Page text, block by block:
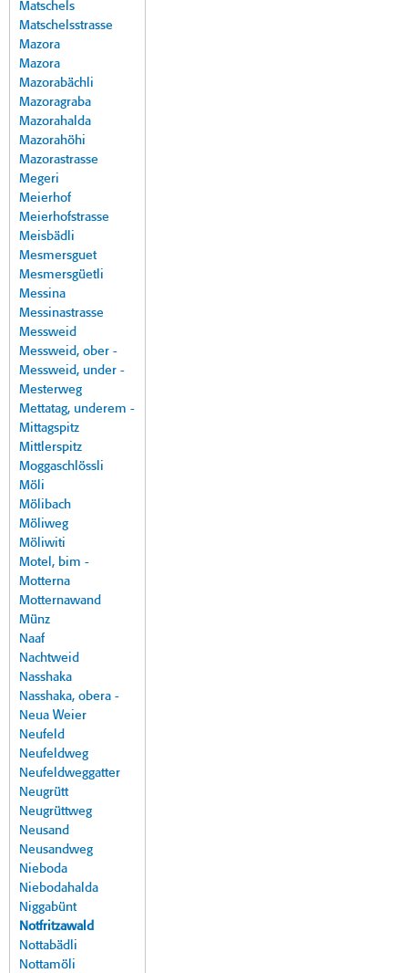
Matschels
Matschelsstrasse
Mazora
Mazora
Mazorabächli
Mazoragraba
Mazorahalda
Mazorahöhi
Mazorastrasse
Megeri
Meierhof
Meierhofstrasse
Meisbädli
Mesmersguet
Mesmersgüetli
Messina
Messinastrasse
Messweid
Messweid, ober -
Messweid, under -
Mesterweg
Mettatag, underem -
Mittagspitz
Mittlerspitz
Moggaschlössli
Möli
Mölibach
Möliweg
Möliwiti
Motel, bim -
Motterna
Motternawand
Münz
Naaf
Nachtweid
Nasshaka
Nasshaka, obera -
Neua Weier
Neufeld
Neufeldweg
Neufeldweggatter
Neugrütt
Neugrüttweg
Neusand
Neusandweg
Nieboda
Niebodahalda
Niggabünt
Notfritzawald
Nottabädli
Nottamöli